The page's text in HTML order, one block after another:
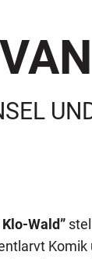
Wald”